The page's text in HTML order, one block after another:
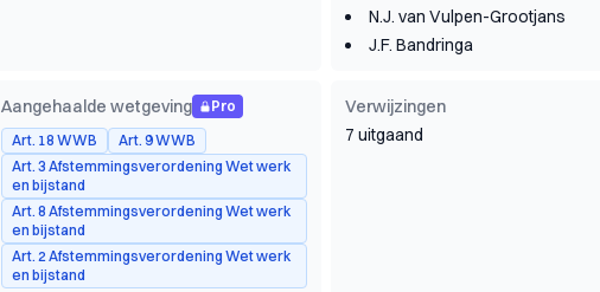
N.J. van Vulpen-Grootjans
J.F. Bandringa
Aangehaalde wetgeving
Pro
Art. 18 WWB
Art. 9 WWB
Art. 3 Afstemmingsverordening Wet werk
en bijstand
Art. 8 Afstemmingsverordening Wet werk
en bijstand
Art. 2 Afstemmingsverordening Wet werk
en bijstand
Verwijzingen
7 uitgaand